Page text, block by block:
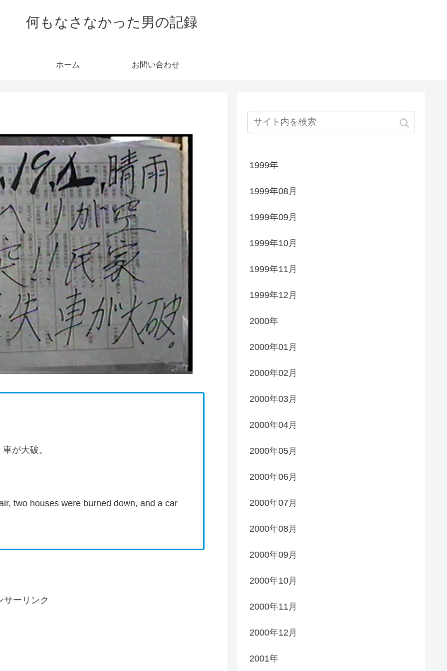
何もなさなかった男の記録
ホーム お問い合わせ
が大破。
two houses were burned down, and a car
サーリンク
1999年
1999年08月
1999年09月
1999年10月
1999年11月
1999年12月
2000年
2000年01月
2000年02月
2000年03月
2000年04月
2000年05月
2000年06月
2000年07月
2000年08月
2000年09月
2000年10月
2000年11月
2000年12月
2001年